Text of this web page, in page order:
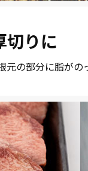
切りに
の部分に脂が